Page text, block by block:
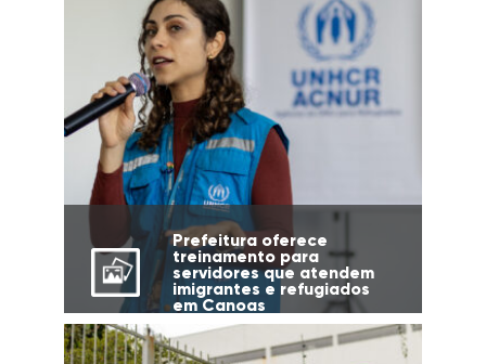
Prefeitura oferece
treinamento para
servidores que atendem
imigrantes e refugiados
em Canoas